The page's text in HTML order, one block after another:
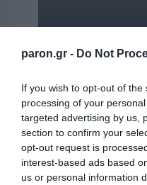
paron.gr - Do Not
If you wish to opt-out of
processing of your
targeted advertising by us,
section to confirm your
opt-out request is
interest-based ads based
us or personal information